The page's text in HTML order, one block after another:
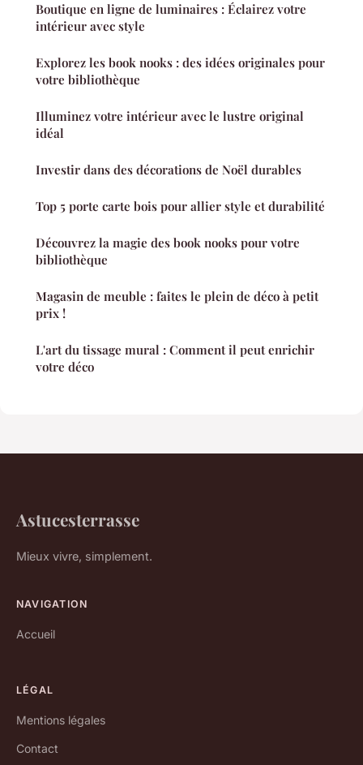
Boutique en ligne de luminaires : Éclairez votre
intérieur avec style
Explorez les book nooks : des idées originales pour
votre bibliothèque
Illuminez votre intérieur avec le lustre original
idéal
Investir dans des décorations de Noël durables
Top 5 porte carte bois pour allier style et durabilité
Découvrez la magie des book nooks pour votre
bibliothèque
Magasin de meuble : faites le plein de déco à petit
prix !
L'art du tissage mural : Comment il peut enrichir
votre déco
Astucesterrasse
Mieux vivre, simplement.
NAVIGATION
Accueil
LÉGAL
Mentions légales
Contact